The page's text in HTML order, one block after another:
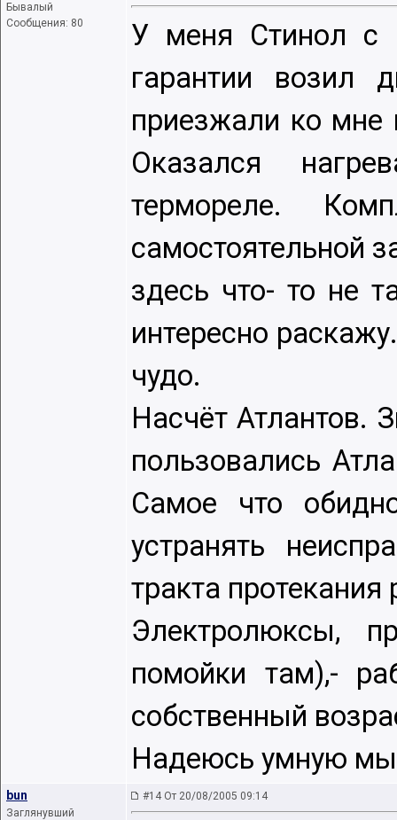
Бывалый
Сообщения: 80
У меня Стинол с
гарантии возил
приезжали ко мне
Оказался
термореле.
самостоятельной
здесь что- то не
интересно
чудо.
Насчёт Атлантов.
пользовались
Самое что
устранять
тракта протекания
Электролюксы,
помойки там),-
собственный
Надеюсь умную
bun
Заглянувший
#14 От 20/08/2005 09:14